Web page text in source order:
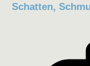
Schatten,